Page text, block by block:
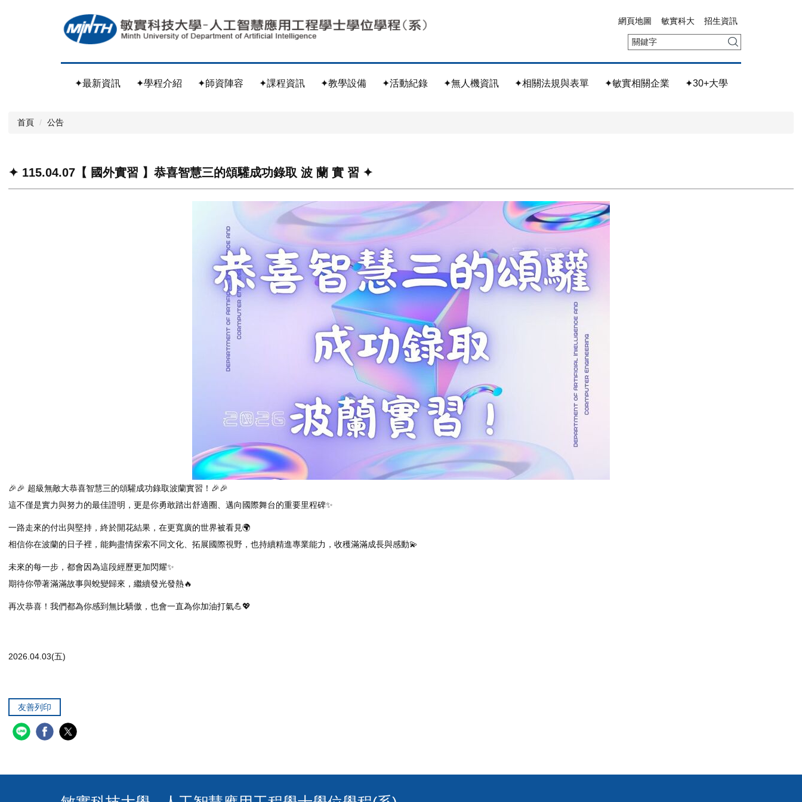
網頁地圖 敏實科大 招生資訊
✦最新資訊 ✦學程介紹 ✦師資陣容 ✦課程資訊 ✦教學設備 ✦活動紀錄 ✦無人機資訊 ✦相關法規與表單 ✦敏實相關企業 ✦30+大學
首頁 公告
✦ 115.04.07【 國外實習 】恭喜智慧三的頌驩成功錄取 波 蘭 實 習 ✦
🎉🎉 超級無敵大恭喜智慧三的頌驩成功錄取波蘭實習！🎉🎉
這不僅是實力與努力的最佳證明，更是你勇敢踏出舒適圈、邁向國際舞台的重要里程碑✨
一路走來的付出與堅持，終於開花結果，在更寬廣的世界被看見🌍
相信你在波蘭的日子裡，能夠盡情探索不同文化、拓展國際視野，也持續精進專業能力，收穫滿滿成長與感動💫
未來的每一步，都會因為這段經歷更加閃耀✨
期待你帶著滿滿故事與蛻變歸來，繼續發光發熱🔥
再次恭喜！我們都為你感到無比驕傲，也會一直為你加油打氣💪💖
2026.04.03(五)
友善列印